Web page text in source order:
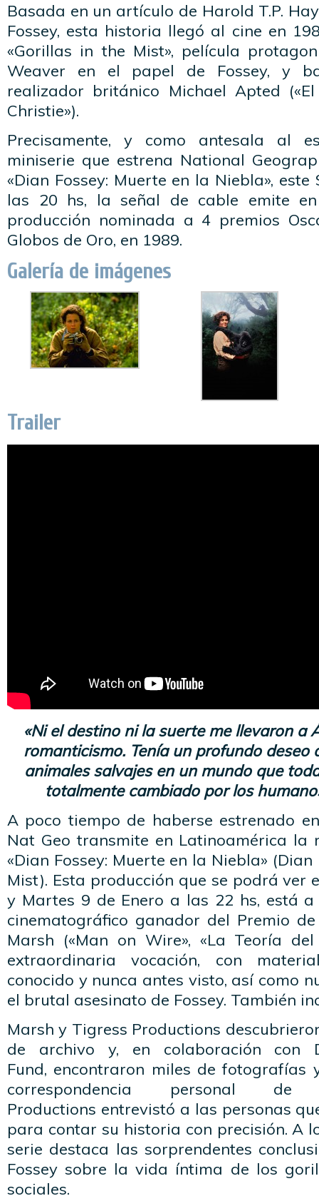
Basada en un artículo de Harold T.P.
Fossey, esta historia llegó al cine en
«Gorillas in the Mist», película
Weaver en el papel de Fossey, y
realizador británico Michael Apted
Christie»).
Precisamente, y como antesala al
miniserie que estrena National
«Dian Fossey: Muerte en la Niebla»,
las 20 hs, la señal de cable emite
producción nominada a 4 premios
Globos de Oro, en 1989.
Galería de imágenes
Trailer
«Ni el destino ni la suerte me llevaron a
romanticismo. Tenía un profundo deseo
animales salvajes en un mundo que
totalmente cambiado por los
A poco tiempo de haberse estrenado
Nat Geo transmite en Latinoamérica la
«Dian Fossey: Muerte en la Niebla» (Dian
Mist). Esta producción que se podrá ver
y Martes 9 de Enero a las 22 hs, está
cinematográfico ganador del Premio
Marsh («Man on Wire», «La Teoría
extraordinaria vocación, con
conocido y nunca antes visto, así como
el brutal asesinato de Fossey. También
Marsh y Tigress Productions
de archivo y, en colaboración con
Fund, encontraron miles de fotografías
correspondencia personal de
Productions entrevistó a las personas
para contar su historia con precisión. A
serie destaca las sorprendentes
Fossey sobre la vida íntima de los
sociales.